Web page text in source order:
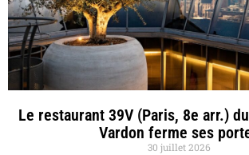
Le restaurant 39V (Paris, 8e arr.)
Vardon ferme ses
30 juillet 2026